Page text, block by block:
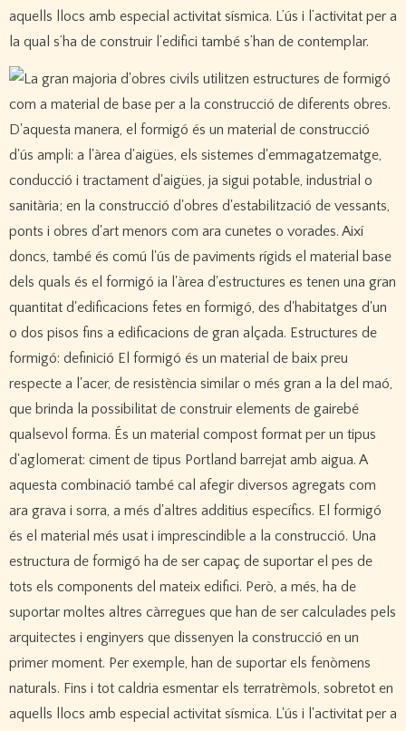
aquells llocs amb especial activitat sísmica. L’ús i l’activitat per a
la qual s’ha de construir l’edifici també s’han de contemplar.